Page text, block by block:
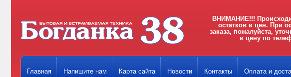
ВНИМАНИЕ!!!
остатков и цен. При
заказа, пожалуйста,
и цену по
Главная Напишите нам Карта сайта Новости Контакты Оплата и